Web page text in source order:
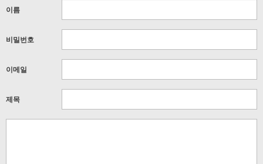
이름
비밀번호
이메일
제목